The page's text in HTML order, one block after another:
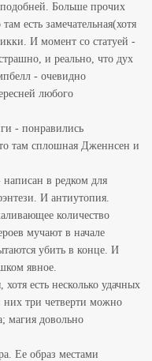
Больше прочих
есть замечательная(хотя
И момент со статуей -
и реально, что дух
- очевидно
любого
- понравились
там сплошная Дженнсен и
в редком для
И антиутопия.
количество
мучают в начале
убить в конце. И
явное.
есть несколько удачных
них три четверти можно
магия довольно
Ее образ местами